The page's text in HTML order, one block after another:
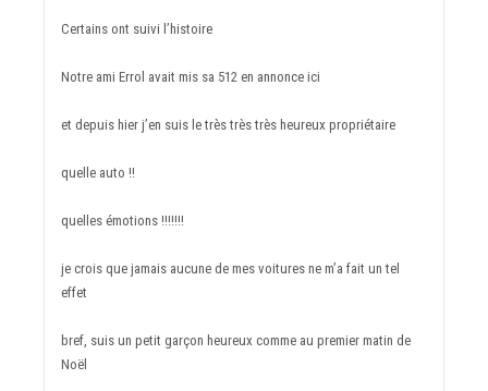
Certains ont suivi l’histoire
Notre ami Errol avait mis sa 512 en annonce ici
et depuis hier j’en suis le très très très heureux propriétaire
quelle auto !!
quelles émotions !!!!!!!
je crois que jamais aucune de mes voitures ne m’a fait un tel
effet
bref, suis un petit garçon heureux comme au premier matin de
Noël